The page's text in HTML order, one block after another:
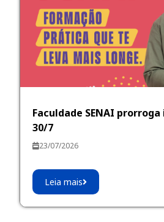
Faculdade SENAI
30/7
23/07/2026
Leia mais